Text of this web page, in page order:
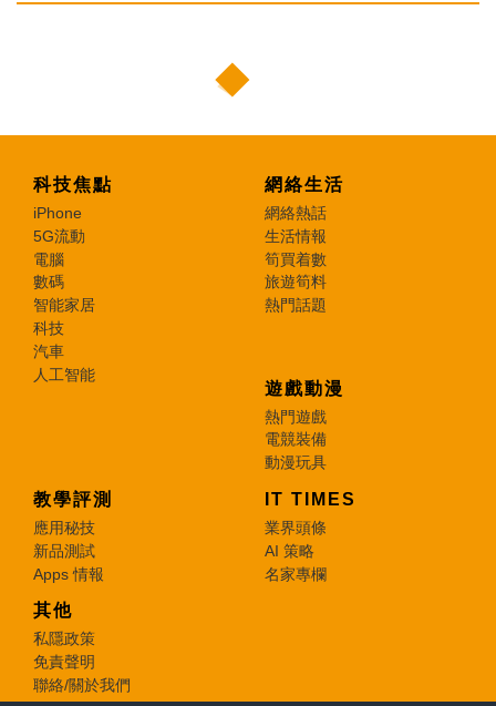
科技焦點
iPhone
5G流動
電腦
數碼
智能家居
科技
汽車
人工智能
網絡生活
網絡熱話
生活情報
筍買着數
旅遊筍料
熱門話題
遊戲動漫
熱門遊戲
電競裝備
動漫玩具
教學評測
應用秘技
新品測試
Apps 情報
IT TIMES
業界頭條
AI 策略
名家專欄
其他
私隱政策
免責聲明
聯絡/關於我們